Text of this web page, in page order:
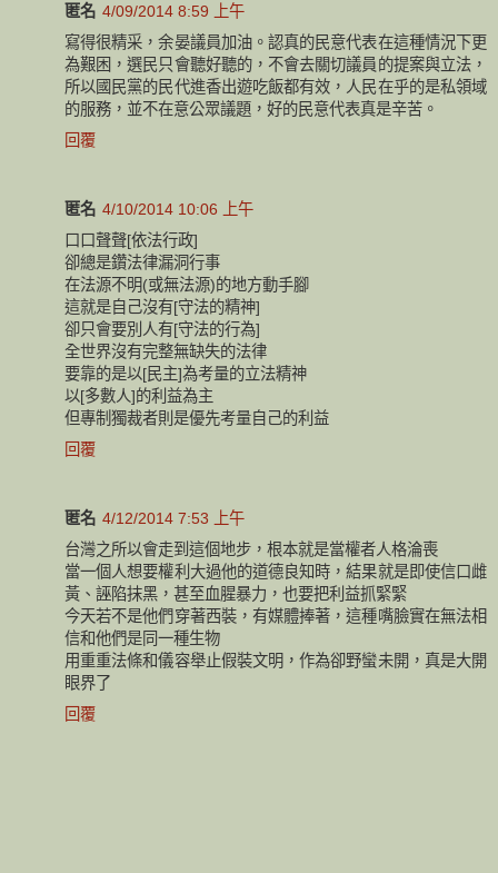
匿名 4/09/2014 8:59 上午
寫得很精采，余晏議員加油。認真的民意代表在這種情況下更
為艱困，選民只會聽好聽的，不會去關切議員的提案與立法，
所以國民黨的民代進香出遊吃飯都有效，人民在乎的是私領域
的服務，並不在意公眾議題，好的民意代表真是辛苦。
回覆
匿名 4/10/2014 10:06 上午
口口聲聲[依法行政]
卻總是鑽法律漏洞行事
在法源不明(或無法源)的地方動手腳
這就是自己沒有[守法的精神]
卻只會要別人有[守法的行為]
全世界沒有完整無缺失的法律
要靠的是以[民主]為考量的立法精神
以[多數人]的利益為主
但專制獨裁者則是優先考量自己的利益
回覆
匿名 4/12/2014 7:53 上午
台灣之所以會走到這個地步，根本就是當權者人格淪喪
當一個人想要權利大過他的道德良知時，結果就是即使信口雌
黃、誣陷抹黑，甚至血腥暴力，也要把利益抓緊緊
今天若不是他們穿著西裝，有媒體捧著，這種嘴臉實在無法相
信和他們是同一種生物
用重重法條和儀容舉止假裝文明，作為卻野蠻未開，真是大開
眼界了
回覆